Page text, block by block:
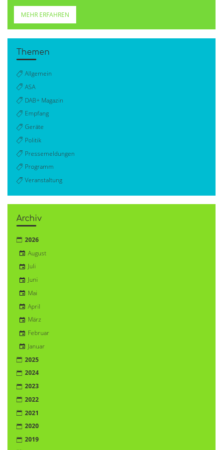
MEHR ERFAHREN
Themen
Allgemein
ASA
DAB+ Magazin
Empfang
Geräte
Politik
Pressemeldungen
Programm
Veranstaltung
Archiv
2026
August
Juli
Juni
Mai
April
März
Februar
Januar
2025
2024
2023
2022
2021
2020
2019